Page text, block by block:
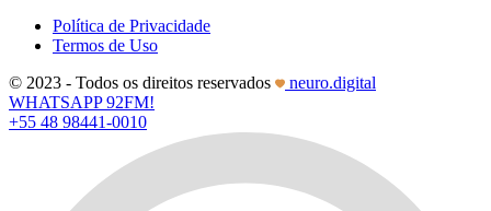
Política de Privacidade
Termos de Uso
© 2023 - Todos os direitos reservados
neuro.digital
WHATSAPP 92FM!
+55 48 98441-0010